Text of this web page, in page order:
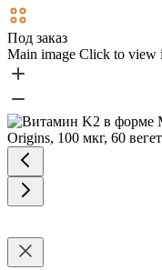
Под заказ
Main image Click to view